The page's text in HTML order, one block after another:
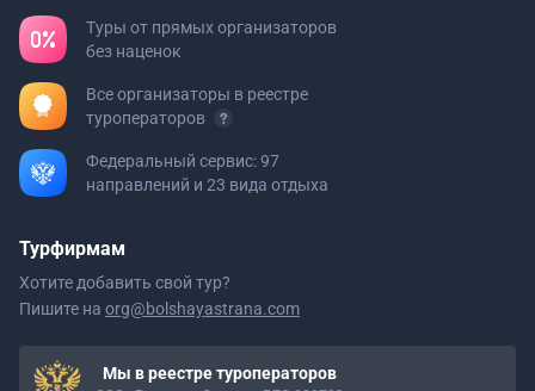
Туры от прямых организаторов
без наценок
Все организаторы в реестре
туроператоров
Федеральный сервис: 97
направлений и 23 вида отдыха
Турфирмам
Хотите добавить свой тур?
Пишите на org@bolshayastrana.com
Мы в реестре туроператоров